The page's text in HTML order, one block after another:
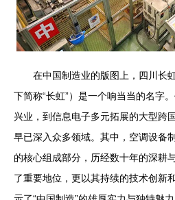
在中国制造业的版图上，四川长
下简称“长虹”）是一个响当当的名字
兴业，到信息电子多元拓展的大型跨
早已深入众多领域。其中，空调设备
的核心组成部分，历经数十年的深耕
了重要地位，更以其持续的技术创新